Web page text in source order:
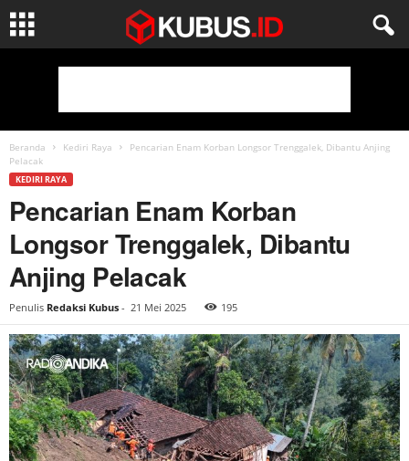
Beranda Kediri Raya
Pencarian Enam Korban Longsor Trenggalek, Dibantu Anjing
Pelacak
KEDIRI RAYA
Pencarian Enam Korban
Longsor Trenggalek, Dibantu
Anjing Pelacak
Penulis Redaksi Kubus - 21 Mei 2025 195